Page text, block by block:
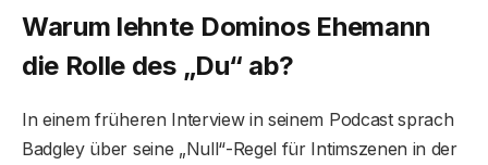
Warum lehnte Dominos Ehemann
die Rolle des „Du“ ab?
In einem früheren Interview in seinem Podcast sprach
Badgley über seine „Null“-Regel für Intimszenen in der